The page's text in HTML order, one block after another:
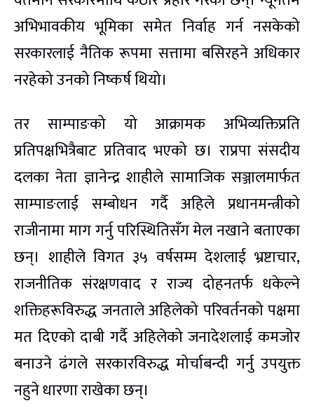
अभिभावकीय भूमिका समेत निर्वाह गर्न नसकेको
सरकारलाई नैतिक रूपमा सत्तामा बसिरहने अधिकार
नरहेको उनको निष्कर्ष थियो।
तर साम्पाङको यो आक्रामक अभिव्यक्तिप्रति
प्रतिपक्षभित्रैबाट प्रतिवाद भएको छ। राप्रपा संसदीय
दलका नेता ज्ञानेन्द्र शाहीले सामाजिक सञ्जालमार्फत
साम्पाङलाई सम्बोधन गर्दै अहिले प्रधानमन्त्रीको
राजीनामा माग गर्नु परिस्थितिसँग मेल नखाने बताएका
छन्। शाहीले विगत ३५ वर्षसम्म देशलाई भ्रष्टाचार,
राजनीतिक संरक्षणवाद र राज्य दोहनतर्फ धकेल्ने
शक्तिहरूविरुद्ध जनताले अहिलेको परिवर्तनको पक्षमा
मत दिएको दाबी गर्दै अहिलेको जनादेशलाई कमजोर
बनाउने ढंगले सरकारविरुद्ध मोर्चाबन्दी गर्नु उपयुक्त
नहुने धारणा राखेका छन्।